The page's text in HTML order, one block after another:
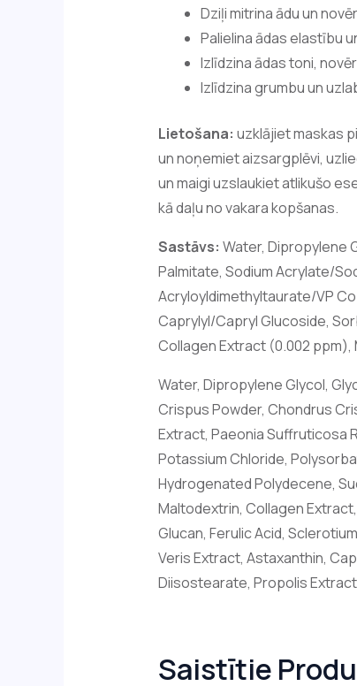
Dziļi mitrina ādu un
Palielina ādas elastību
Izlīdzina ādas toni,
Izlīdzina grumbu un
Lietošana: uzklājiet maskas
un noņemiet aizsargplēvi,
un maigi uzslaukiet atlikušo
kā daļu no vakara kopšanas.
Sastāvs: Water, Dipropylene
Palmitate, Sodium Acrylate/
Acryloyldimethyltaurate/VP
Caprylyl/Capryl Glucoside,
Collagen Extract (0.002
Water, Dipropylene Glycol,
Crispus Powder, Chondrus
Extract, Paeonia Suffruticosa
Potassium Chloride,
Hydrogenated Polydecene,
Maltodextrin, Collagen
Glucan, Ferulic Acid,
Veris Extract, Astaxanthin,
Diisostearate, Propolis
Saistītie